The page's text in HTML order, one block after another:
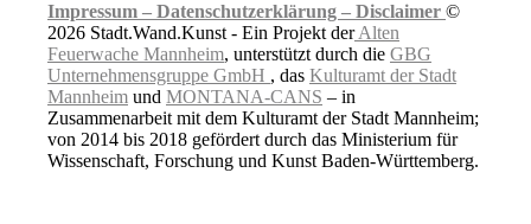
Impressum – Datenschutzerklärung – Disclaimer ©
2026 Stadt.Wand.Kunst - Ein Projekt derAlten
Feuerwache Mannheim, unterstützt durch die GBG
Unternehmensgruppe GmbH , das Kulturamt der Stadt
Mannheim und MONTANA-CANS – in
Zusammenarbeit mit dem Kulturamt der Stadt Mannheim;
von 2014 bis 2018 gefördert durch das Ministerium für
Wissenschaft, Forschung und Kunst Baden-Württemberg.